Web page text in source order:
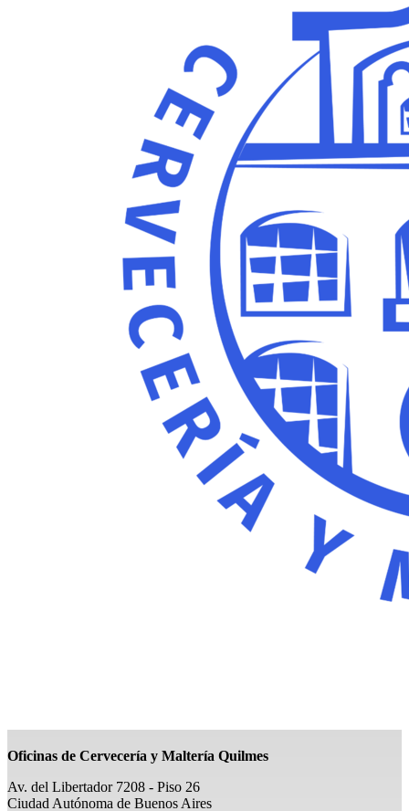
Oficinas de Cervecería y Maltería Quilmes
Av. del Libertador 7208 - Piso 26
Ciudad Autónoma de Buenos Aires